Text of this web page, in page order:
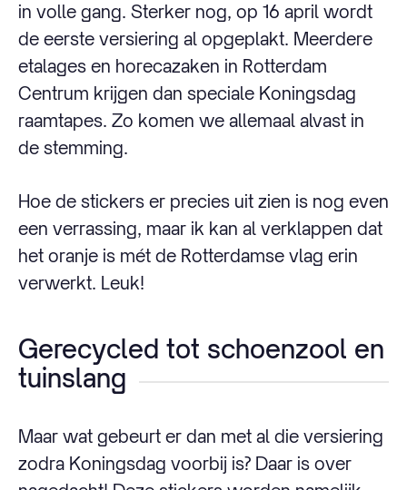
in volle gang. Sterker nog, op 16 april wordt
de eerste versiering al opgeplakt. Meerdere
etalages en horecazaken in Rotterdam
Centrum krijgen dan speciale Koningsdag
raamtapes. Zo komen we allemaal alvast in
de stemming.
Hoe de stickers er precies uit zien is nog even
een verrassing, maar ik kan al verklappen dat
het oranje is mét de Rotterdamse vlag erin
verwerkt. Leuk!
Gerecycled tot schoenzool en
tuinslang
Maar wat gebeurt er dan met al die versiering
zodra Koningsdag voorbij is? Daar is over